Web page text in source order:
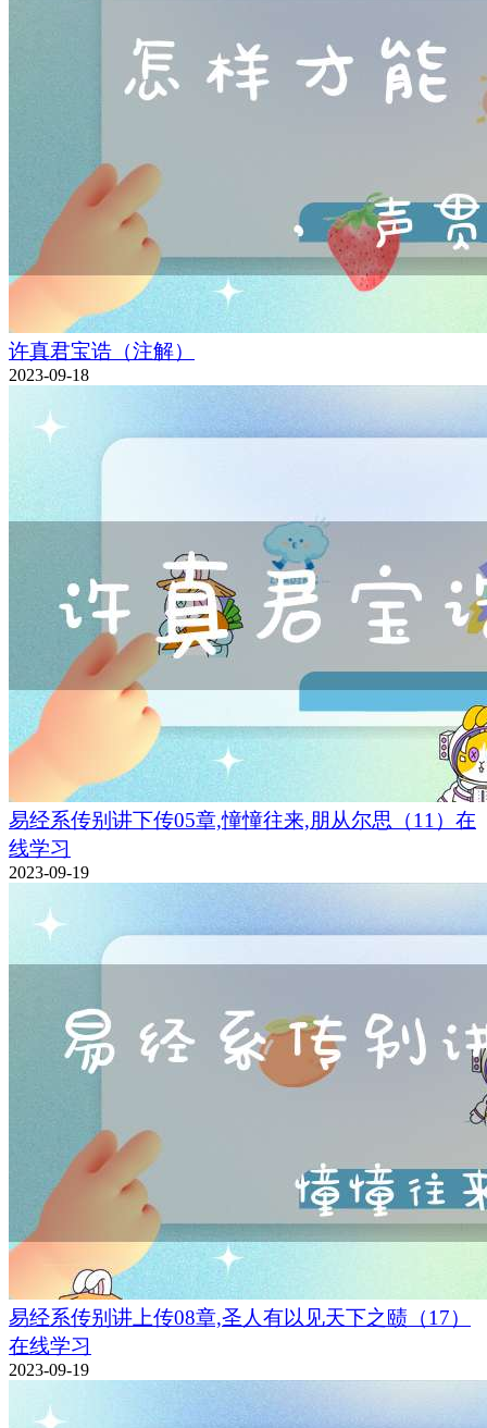
许真君宝诰（注解）
2023-09-18
易经系传别讲下传05章,憧憧往来,朋从尔思（11）在
线学习
2023-09-19
易经系传别讲上传08章,圣人有以见天下之赜（17）
在线学习
2023-09-19